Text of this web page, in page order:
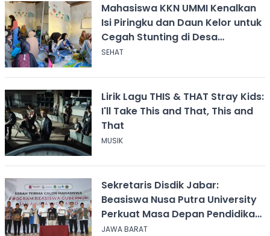
Mahasiswa KKN UMMI Kenalkan
Isi Piringku dan Daun Kelor untuk
Cegah Stunting di Desa
Calingcing
SEHAT
Lirik Lagu THIS & THAT Stray Kids:
I'll Take This and That, This and
That
MUSIK
Sekretaris Disdik Jabar:
Beasiswa Nusa Putra University
Perkuat Masa Depan Pendidikan
Jawa Barat
JAWA BARAT